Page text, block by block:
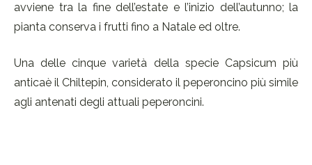
avviene tra la fine dell’estate e l’inizio dell’autunno; la
pianta conserva i frutti fino a Natale ed oltre.
Una delle cinque varietà della specie Capsicum più
anticaè il Chiltepin, considerato il peperoncino più simile
agli antenati degli attuali peperoncini.